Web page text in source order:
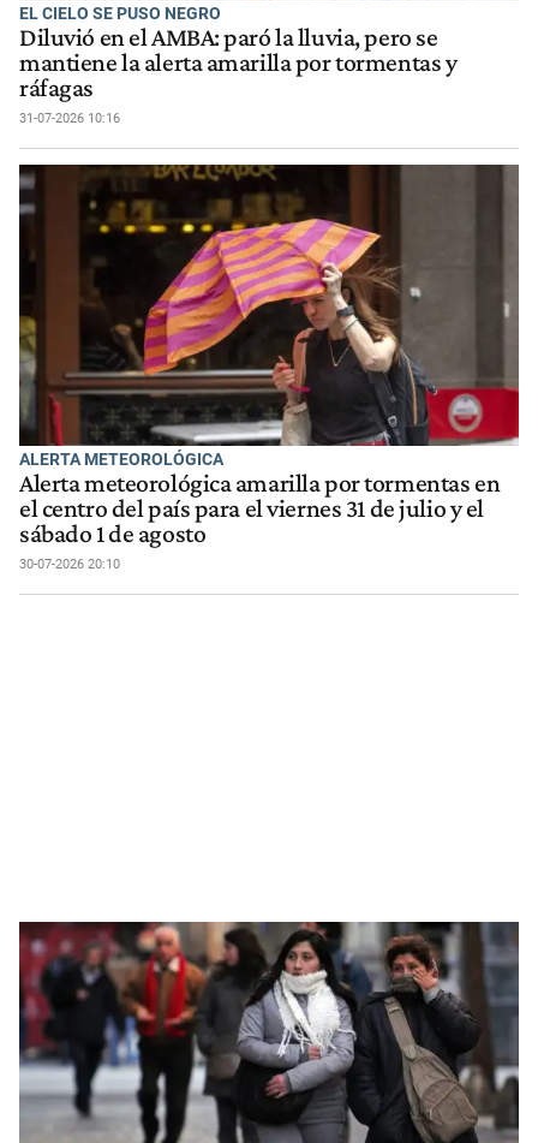
EL CIELO SE PUSO NEGRO
Diluvió en el AMBA: paró la lluvia, pero se
mantiene la alerta amarilla por tormentas y
ráfagas
31-07-2026 10:16
ALERTA METEOROLÓGICA
Alerta meteorológica amarilla por tormentas en
el centro del país para el viernes 31 de julio y el
sábado 1 de agosto
30-07-2026 20:10